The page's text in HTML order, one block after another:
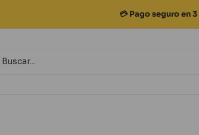
💳 Pago seguro en